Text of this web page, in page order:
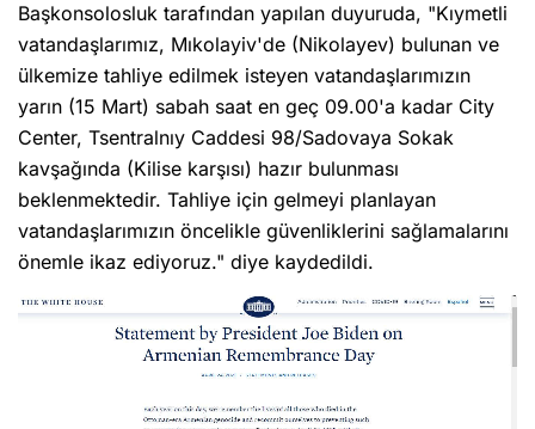
Başkonsolosluk tarafından yapılan duyuruda, "Kıymetli
vatandaşlarımız, Mıkolayiv'de (Nikolayev) bulunan ve
ülkemize tahliye edilmek isteyen vatandaşlarımızın
yarın (15 Mart) sabah saat en geç 09.00'a kadar City
Center, Tsentralnıy Caddesi 98/Sadovaya Sokak
kavşağında (Kilise karşısı) hazır bulunması
beklenmektedir. Tahliye için gelmeyi planlayan
vatandaşlarımızın öncelikle güvenliklerini sağlamalarını
önemle ikaz ediyoruz." diye kaydedildi.